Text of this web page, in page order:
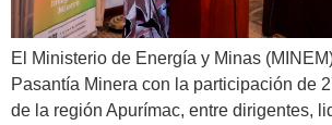
El Ministerio de Energía y Minas
Pasantía Minera con la participación de
de la región Apurímac, entre dirigentes,